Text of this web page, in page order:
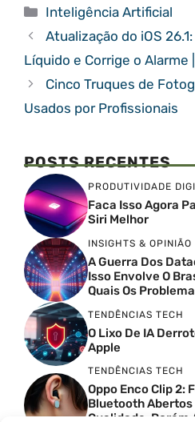
Categorias
Inteligência Artificial
Atualização do iOS
Líquido e Corrige o Alarme
Cinco Truques de
Usados por Profissionais
POSTS RECENTES
PRODUTIVIDADE
Faca Isso Agora
Siri Melhor
INSIGHTS & OPINIÃO
A Guerra Dos
Isso Envolve O
Quais Os
TENDÊNCIAS TECH
O Lixo De IA
Apple
TENDÊNCIAS TECH
Oppo Enco Clip 2:
Bluetooth Abertos
Qualidade, Porém